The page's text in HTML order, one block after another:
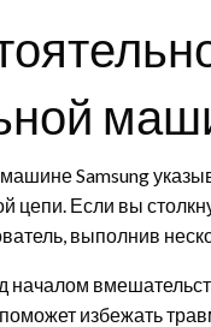
Samsung
цепи. Если вы
выполнив
началом
избежать